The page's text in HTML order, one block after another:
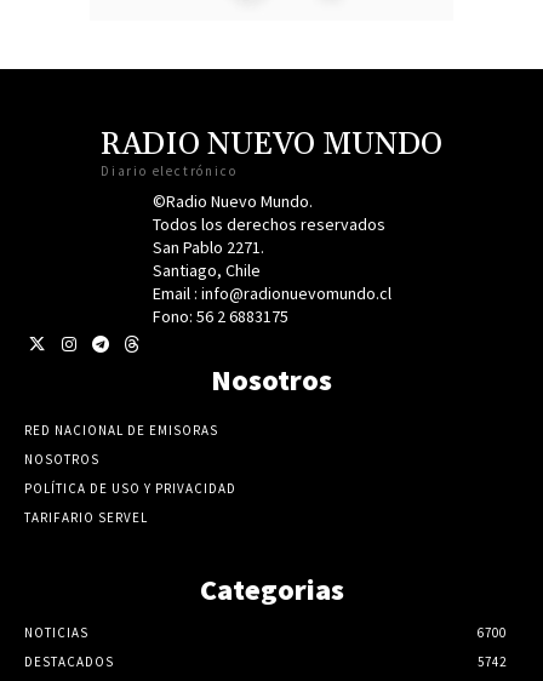
RADIO NUEVO MUNDO
Diario electrónico
©Radio Nuevo Mundo.
Todos los derechos reservados
San Pablo 2271.
Santiago, Chile
Email : info@radionuevomundo.cl
Fono: 56 2 6883175
Nosotros
RED NACIONAL DE EMISORAS
NOSOTROS
POLÍTICA DE USO Y PRIVACIDAD
TARIFARIO SERVEL
Categorias
NOTICIAS
6700
DESTACADOS
5742